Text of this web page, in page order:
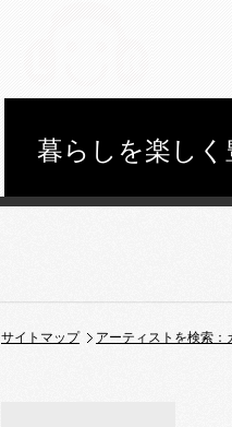
暮らしを楽し
サイトマップ アーティストを検索：